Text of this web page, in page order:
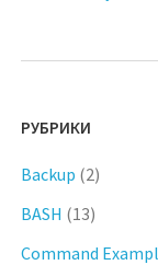
РУБРИКИ
Backup (2)
BASH (13)
Command